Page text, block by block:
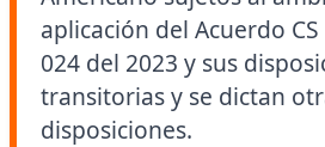
aplicación del Acuerdo
024 del 2023 y sus
transitorias y se dictan
disposiciones.